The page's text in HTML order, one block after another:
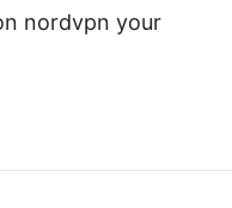
nordvpn your